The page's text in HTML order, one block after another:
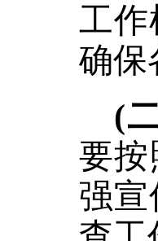
工作
确保
(
要按
强